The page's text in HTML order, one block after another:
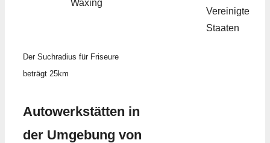
Waxing
Vereinigte
Staaten
Der Suchradius für Friseure
beträgt 25km
Autowerkstätten in
der Umgebung von